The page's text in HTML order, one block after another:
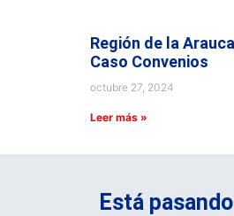
Región de la
Caso Convenios
octubre 27, 2024
Leer más »
Está